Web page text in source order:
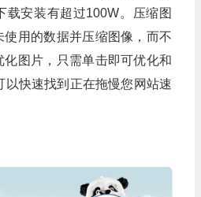
载安装有超过100W。压缩图
使用的数据并压缩图像，而不
图片，只需单击即可优化和
以快速找到正在拖慢您网站速